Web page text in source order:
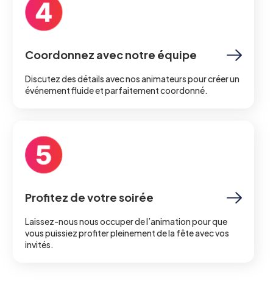
Coordonnez avec notre équipe
Discutez des détails avec nos animateurs pour créer un
événement fluide et parfaitement coordonné.
Profitez de votre soirée
Laissez-nous nous occuper de l’animation pour que
vous puissiez profiter pleinement de la fête avec vos
invités.